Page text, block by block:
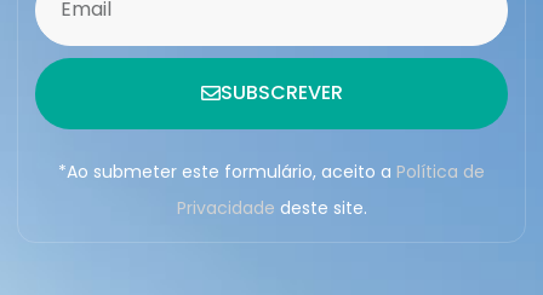
SUBSCREVER
*Ao submeter este formulário, aceito a Política de
Privacidade deste site.